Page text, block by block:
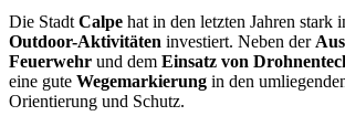
Die Stadt Calpe hat in den letzten Jahren stark
Outdoor-Aktivitäten investiert. Neben der
Feuerwehr und dem Einsatz von
eine gute Wegemarkierung in den
Orientierung und Schutz.